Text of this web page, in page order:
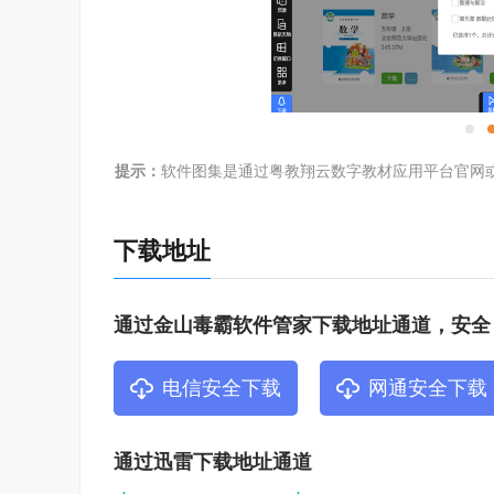
提示： 软件图集是通过粤教翔云数字教材应用平台官
下载地址
通过金山毒霸软件管家下载地址通道，安
电信安全下载 网通安全下载
通过迅雷下载地址通道